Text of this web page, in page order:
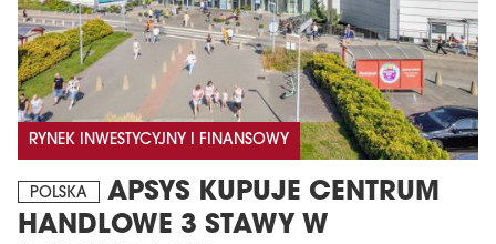
RYNEK INWESTYCYJNY I FINANSOWY
POLSKA
APSYS KUPUJE CENTRUM
HANDLOWE 3 STAWY W